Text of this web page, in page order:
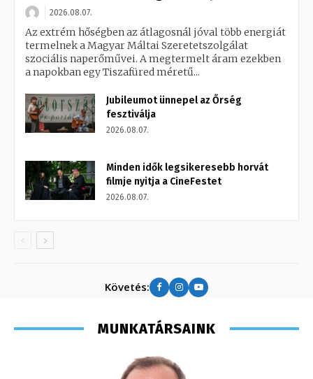
2026.08.07.
Az extrém hőségben az átlagosnál jóval több energiát
termelnek a Magyar Máltai Szeretetszolgálat
szociális naperőművei. A megtermelt áram ezekben
a napokban egy Tiszafüred méretű...
Jubileumot ünnepel az Őrség
fesztiválja
2026.08.07.
Minden idők legsikeresebb horvát
filmje nyitja a CineFestet
2026.08.07.
Követés:
MUNKATÁRSAINK